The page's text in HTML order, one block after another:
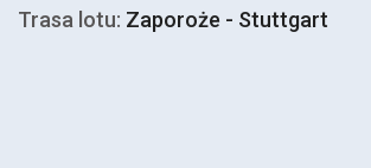
Trasa lotu: Zaporoże - Stuttgart